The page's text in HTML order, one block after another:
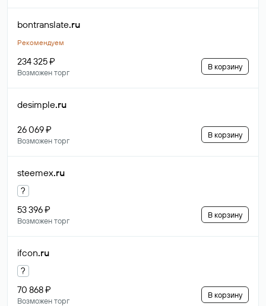
bontranslate.ru
Рекомендуем
234 325 ₽
Возможен торг
В корзину
desimple.ru
26 069 ₽
Возможен торг
В корзину
steemex.ru
?
53 396 ₽
Возможен торг
В корзину
ifcon.ru
?
70 868 ₽
Возможен торг
В корзину